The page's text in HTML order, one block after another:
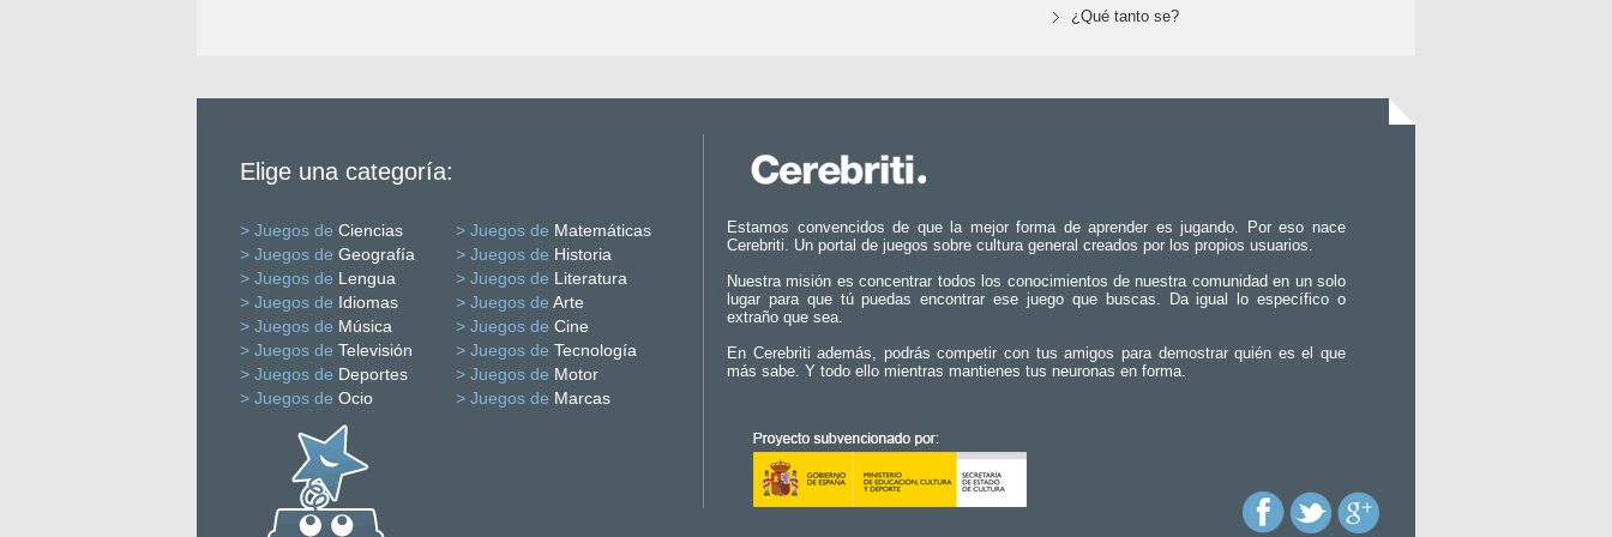
¿Qué tanto se?
Elige una categoría:
> Juegos de Ciencias > Juegos de Matemáticas
> Juegos de Geografía > Juegos de Historia
> Juegos de Lengua > Juegos de Literatura
> Juegos de Idiomas > Juegos de Arte
> Juegos de Música > Juegos de Cine
> Juegos de Televisión > Juegos de Tecnología
> Juegos de Deportes > Juegos de Motor
> Juegos de Ocio > Juegos de Marcas
Estamos convencidos de que la mejor forma de aprender es jugando. Por eso nace
Cerebriti. Un portal de juegos sobre cultura general creados por los propios usuarios.
Nuestra misión es concentrar todos los conocimientos de nuestra comunidad en un solo
lugar para que tú puedas encontrar ese juego que buscas. Da igual lo específico o
extraño que sea.
En Cerebriti además, podrás competir con tus amigos para demostrar quién es el que
más sabe. Y todo ello mientras mantienes tus neuronas en forma.